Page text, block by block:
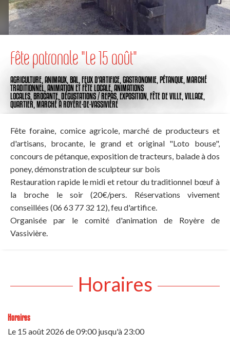
Fête patronale "Le 15 août"
AGRICULTURE,ANIMAUX,BAL,FEUX D'ARTIFICE,GASTRONOMIE,PÉTANQUE,MARCHÉ
TRADITIONNEL,ANIMATION ET FÊTE LOCALE,ANIMATIONS
LOCALES,BROCANTE,DÉGUSTATIONS / REPAS,EXPOSITION,FÊTE DE VILLE, VILLAGE,
QUARTIER,MARCHÉÀ ROYÈRE-DE-VASSIVIÈRE
Fête foraine, comice agricole, marché de producteurs et
d'artisans, brocante, le grand et original "Loto bouse",
concours de pétanque, exposition de tracteurs, balade à dos
poney, démonstration de sculpteur sur bois
Restauration rapide le midi et retour du traditionnel bœuf à
la broche le soir (20€/pers. Réservations vivement
conseillées (06 63 77 32 12), feu d'artifice.
Organisée par le comité d'animation de Royère de
Vassivière.
Horaires
Horaires
Le 15 août 2026de 09:00 jusqu'à 23:00